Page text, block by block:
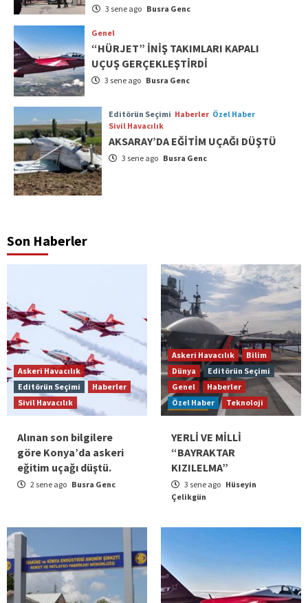
3 sene ago Busra Genc
Genel
“HÜRJET” İNİŞ TAKIMLARI KAPALI
UÇUŞ GERÇEKLEŞTİRDİ
3 sene ago Busra Genc
Editörün Seçimi Haberler Özel Haber
Sivil Havacılık
AKSARAY’DA EĞİTİM UÇAĞI DÜŞTÜ
3 sene ago Busra Genc
Son Haberler
Askeri Havacılık
Editörün Seçimi
Haberler
Sivil Havacılık
Alınan son bilgilere
göre Konya’da askeri
eğitim uçağı düştü.
2 sene ago Busra Genc
Askeri Havacılık
Bilim
Dünya
Editörün Seçimi
Genel
Haberler
Özel Haber
Teknoloji
YERLİ VE MİLLİ
“BAYRAKTAR
KIZILELMA”
3 sene ago Hüseyin
Çelikgün